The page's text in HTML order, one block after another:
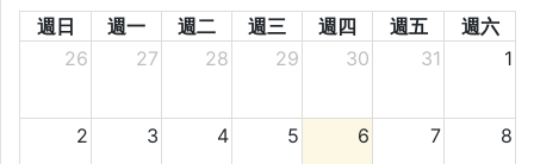
週日 週一 週二 週三 週四 週五
週六
26
27 28 29 30 31 1
2 3 4 5 6 7 8